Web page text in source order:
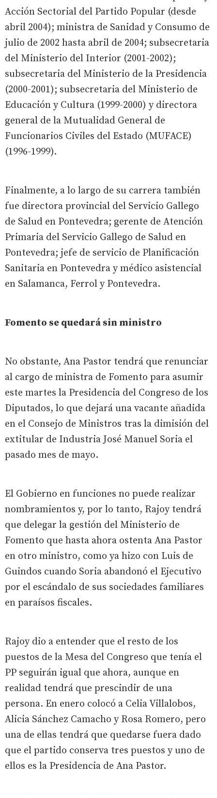
Acción Sectorial del Partido Popular (desde
abril 2004); ministra de Sanidad y Consumo de
julio de 2002 hasta abril de 2004; subsecretaria
del Ministerio del Interior (2001-2002);
subsecretaria del Ministerio de la Presidencia
(2000-2001); subsecretaria del Ministerio de
Educación y Cultura (1999-2000) y directora
general de la Mutualidad General de
Funcionarios Civiles del Estado (MUFACE)
(1996-1999).
Finalmente, a lo largo de su carrera también
fue directora provincial del Servicio Gallego
de Salud en Pontevedra; gerente de Atención
Primaria del Servicio Gallego de Salud en
Pontevedra; jefe de servicio de Planificación
Sanitaria en Pontevedra y médico asistencial
en Salamanca, Ferrol y Pontevedra.
Fomento se quedará sin ministro
No obstante, Ana Pastor tendrá que renunciar
al cargo de ministra de Fomento para asumir
este martes la Presidencia del Congreso de los
Diputados, lo que dejará una vacante añadida
en el Consejo de Ministros tras la dimisión del
extitular de Industria José Manuel Soria el
pasado mes de mayo.
El Gobierno en funciones no puede realizar
nombramientos y, por lo tanto, Rajoy tendrá
que delegar la gestión del Ministerio de
Fomento que hasta ahora ostenta Ana Pastor
en otro ministro, como ya hizo con Luis de
Guindos cuando Soria abandonó el Ejecutivo
por el escándalo de sus sociedades familiares
en paraísos fiscales.
Rajoy dio a entender que el resto de los
puestos de la Mesa del Congreso que tenía el
PP seguirán igual que ahora, aunque en
realidad tendrá que prescindir de una
persona. En enero colocó a Celia Villalobos,
Alicia Sánchez Camacho y Rosa Romero, pero
una de ellas tendrá que quedarse fuera dado
que el partido conserva tres puestos y uno de
ellos es la Presidencia de Ana Pastor.